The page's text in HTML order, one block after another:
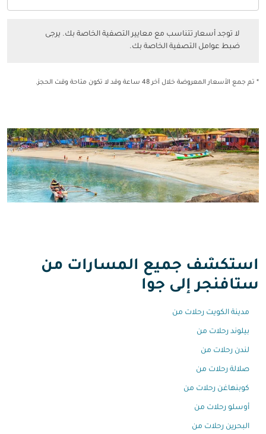
لا توجد أسعار تتناسب مع معايير التصفية الخاصة بك. يرجى
ضبط عوامل التصفية الخاصة بك.
* تم جمع الأسعار المعروضة خلال آخر 48 ساعة وقد لا تكون متاحة وقت الحجز.
استكشف جميع المسارات من
ستافنجر إلى جوا
مدينة الكويت رحلات من
بيلوند رحلات من
لندن رحلات من
صلالة رحلات من
كوبنهاغن رحلات من
أوسلو رحلات من
البحرين رحلات من